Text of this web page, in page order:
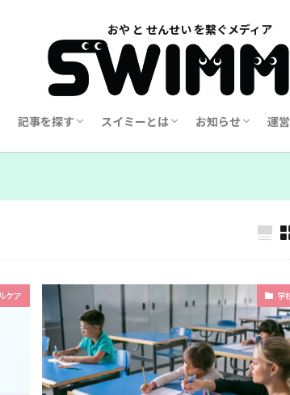
覧
記事を探す
学校教育
家庭教育
幼児教育
世界の教育
子どもの学び
地域社会
特別支援
メンタルケア
スイミーとは
Swimmy誕生秘話
Swimmy 誕生までのストーリー
Swimmyのビジョン
Swimmy ペーパー版
お知らせ
イベント情報
ご寄付・協賛の
クラウドファン
Swimmy ダイア
運
G-
ラ
メ
会
ス
ケア 学